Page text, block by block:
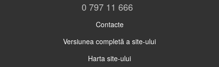
0 797 11 666
Contacte
Versiunea completă a site-ului
Harta site-ului